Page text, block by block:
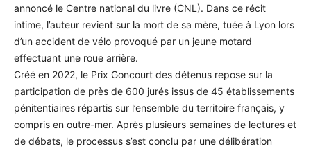
annoncé le Centre national du livre (CNL). Dans ce récit
intime, l’auteur revient sur la mort de sa mère, tuée à Lyon lors
d’un accident de vélo provoqué par un jeune motard
effectuant une roue arrière.
Créé en 2022, le Prix Goncourt des détenus repose sur la
participation de près de 600 jurés issus de 45 établissements
pénitentiaires répartis sur l’ensemble du territoire français, y
compris en outre-mer. Après plusieurs semaines de lectures et
de débats, le processus s’est conclu par une délibération